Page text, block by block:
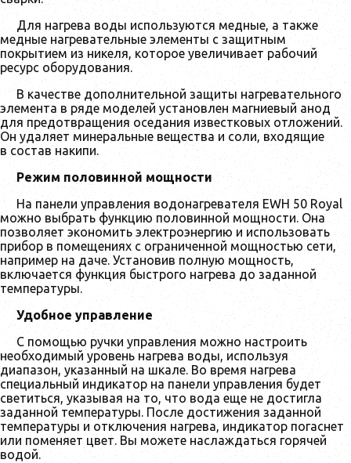
Для нагрева воды используются медные, а также
медные нагревательные элементы с защитным
покрытием из никеля, которое увеличивает рабочий
ресурс оборудования.
В качестве дополнительной защиты нагревательного
элемента в ряде моделей установлен магниевый анод
для предотвращения оседания известковых отложений.
Он удаляет минеральные вещества и соли, входящие
в состав накипи.
Режим половинной мощности
На панели управления водонагревателя EWH 50 Royal
можно выбрать функцию половинной мощности. Она
позволяет экономить электроэнергию и использовать
прибор в помещениях с ограниченной мощностью сети,
например на даче. Установив полную мощность,
включается функция быстрого нагрева до заданной
температуры.
Удобное управление
С помощью ручки управления можно настроить
необходимый уровень нагрева воды, используя
диапазон, указанный на шкале. Во время нагрева
специальный индикатор на панели управления будет
светиться, указывая на то, что вода еще не достигла
заданной температуры. После достижения заданной
температуры и отключения нагрева, индикатор погаснет
или поменяет цвет. Вы можете наслаждаться горячей
водой.